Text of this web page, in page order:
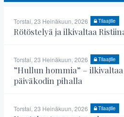
Torstai, 23 Heinäkuun, 2026 Tilaajille
Rötöstelyä ja ilkivaltaa
Torstai, 23 Heinäkuun, 2026 Tilaajille
”Hullun hommia” –
päiväkodin pihalla
Torstai, 23 Heinäkuun, 2026 Tilaajille